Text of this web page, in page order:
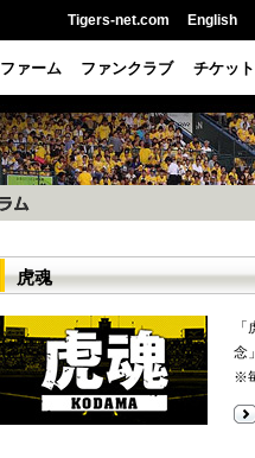
Tigers-net.com English
ファーム ファンクラブ チケット
虎魂
念
※